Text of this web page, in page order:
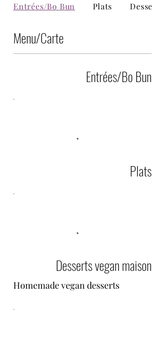
Menu/Carte
Entrées/Bo Bun
Plats
Desserts vegan maison
Homemade vegan desserts
Entrées/Bo Bun Plats